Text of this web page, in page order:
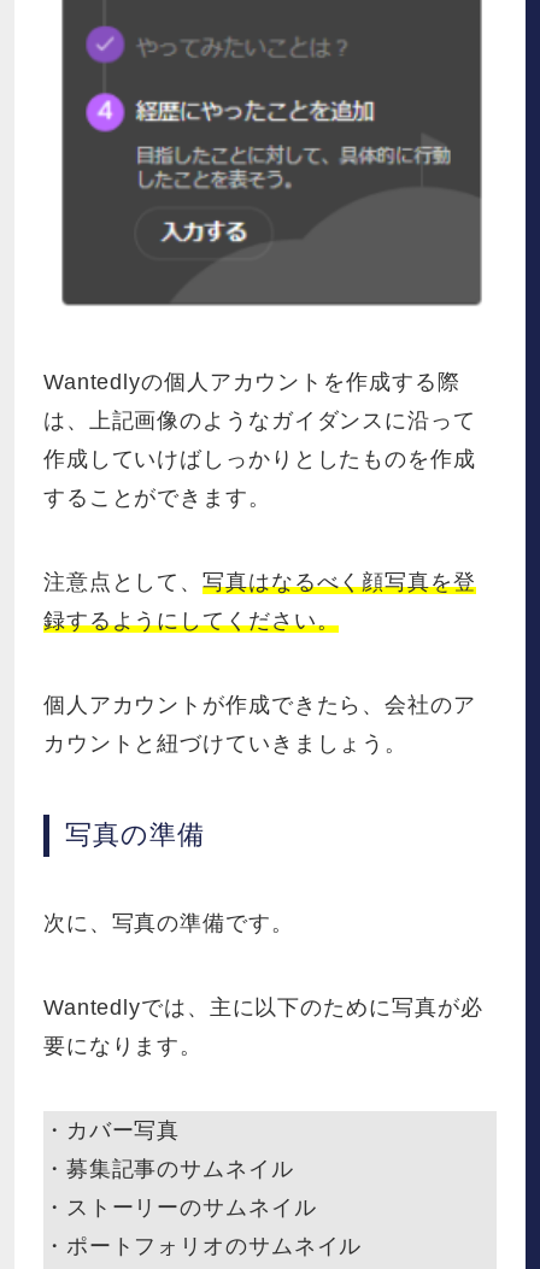
Wantedlyの個人アカウントを作成する際
は、上記画像のようなガイダンスに沿って
作成していけばしっかりとしたものを作成
することができます。
注意点として、写真はなるべく顔写真を登
録するようにしてください。
個人アカウントが作成できたら、会社のア
カウントと紐づけていきましょう。
写真の準備
次に、写真の準備です。
Wantedlyでは、主に以下のために写真が必
要になります。
・カバー写真
・募集記事のサムネイル
・ストーリーのサムネイル
・ポートフォリオのサムネイル